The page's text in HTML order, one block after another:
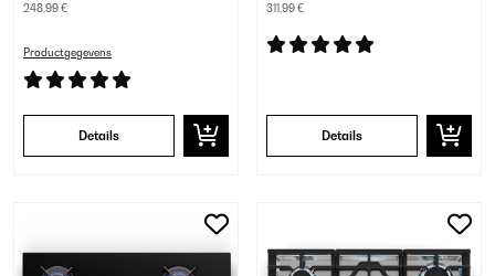
248,99 €
Productgegevens
Details
311,99 €
Details